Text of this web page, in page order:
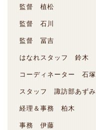
監督 植松
監督 石川
監督 冨吉
はなれスタッフ 鈴木
コーディネーター 石塚
スタッフ 諏訪部あずみ
経理＆事務 柏木
事務 伊藤